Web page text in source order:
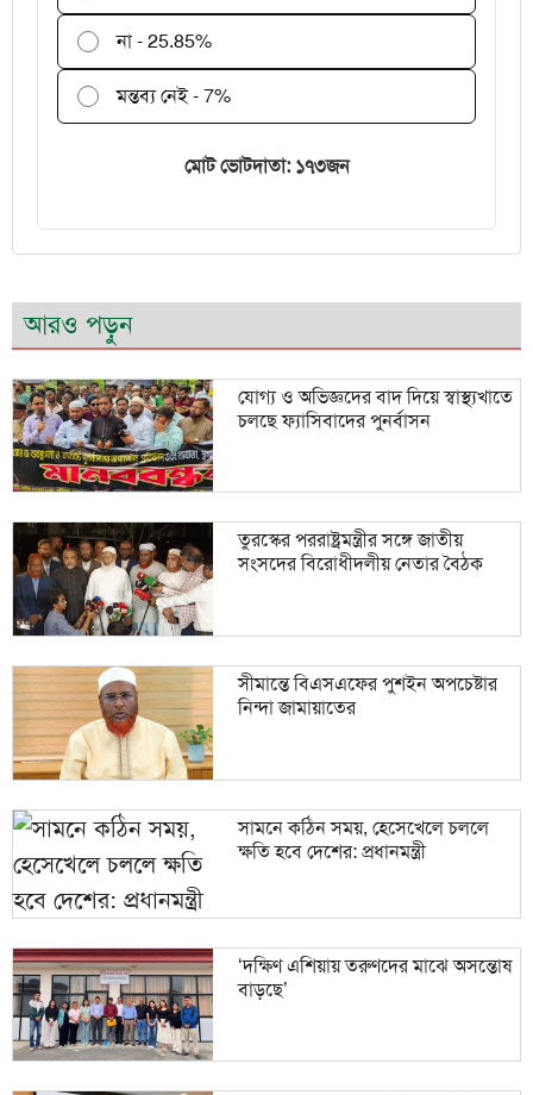
না - 25.85%
মন্তব্য নেই - 7%
মোট ভোটদাতা: ১৭৩জন
আরও পড়ুন
যোগ্য ও অভিজ্ঞদের বাদ দিয়ে স্বাস্থ্যখাতে
চলছে ফ্যাসিবাদের পুনর্বাসন
তুরস্কের পররাষ্ট্রমন্ত্রীর সঙ্গে জাতীয়
সংসদের বিরোধীদলীয় নেতার বৈঠক
সীমান্তে বিএসএফের পুশইন অপচেষ্টার
নিন্দা জামায়াতের
সামনে কঠিন সময়, হেসেখেলে চললে
ক্ষতি হবে দেশের: প্রধানমন্ত্রী
‘দক্ষিণ এশিয়ায় তরুণদের মাঝে অসন্তোষ
বাড়ছে’